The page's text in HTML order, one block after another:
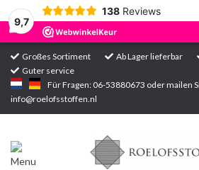
9,7
138 Reviews
Großes Sortiment Ab Lager lieferbar
Guter service
Für Fragen: 06-53880673 oder mailen
info@roelofsstoffen.nl
Startseite
Sortiment